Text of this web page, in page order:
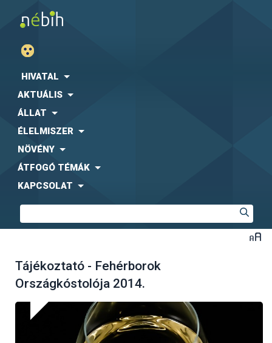
HIVATAL
AKTUÁLIS
ÁLLAT
ÉLELMISZER
NÖVÉNY
ÁTFOGÓ TÉMÁK
KAPCSOLAT
Tájékoztató - Fehérborok
Országkóstolója 2014.